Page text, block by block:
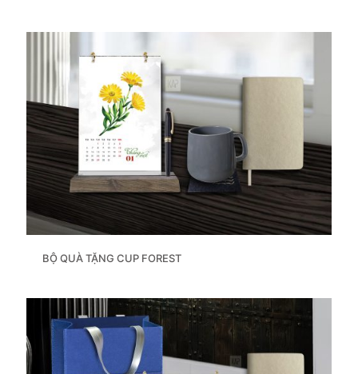
BỘ QUÀ TẶNG CUP FOREST